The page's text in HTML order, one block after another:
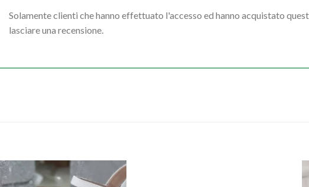
Solamente clienti che hanno effettuato l'accesso ed hanno acquistato
lasciare una recensione.